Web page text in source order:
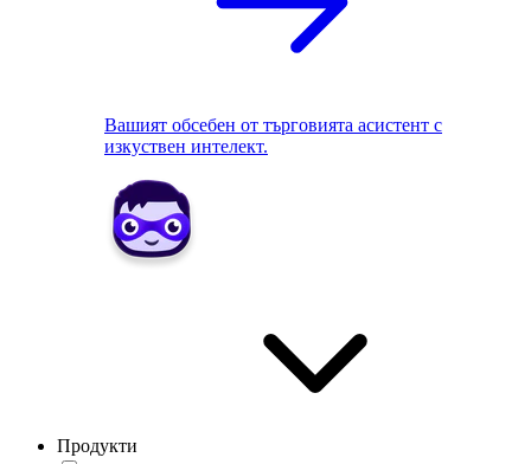
Вашият обсебен от търговията асистент с
изкуствен интелект.
Продукти